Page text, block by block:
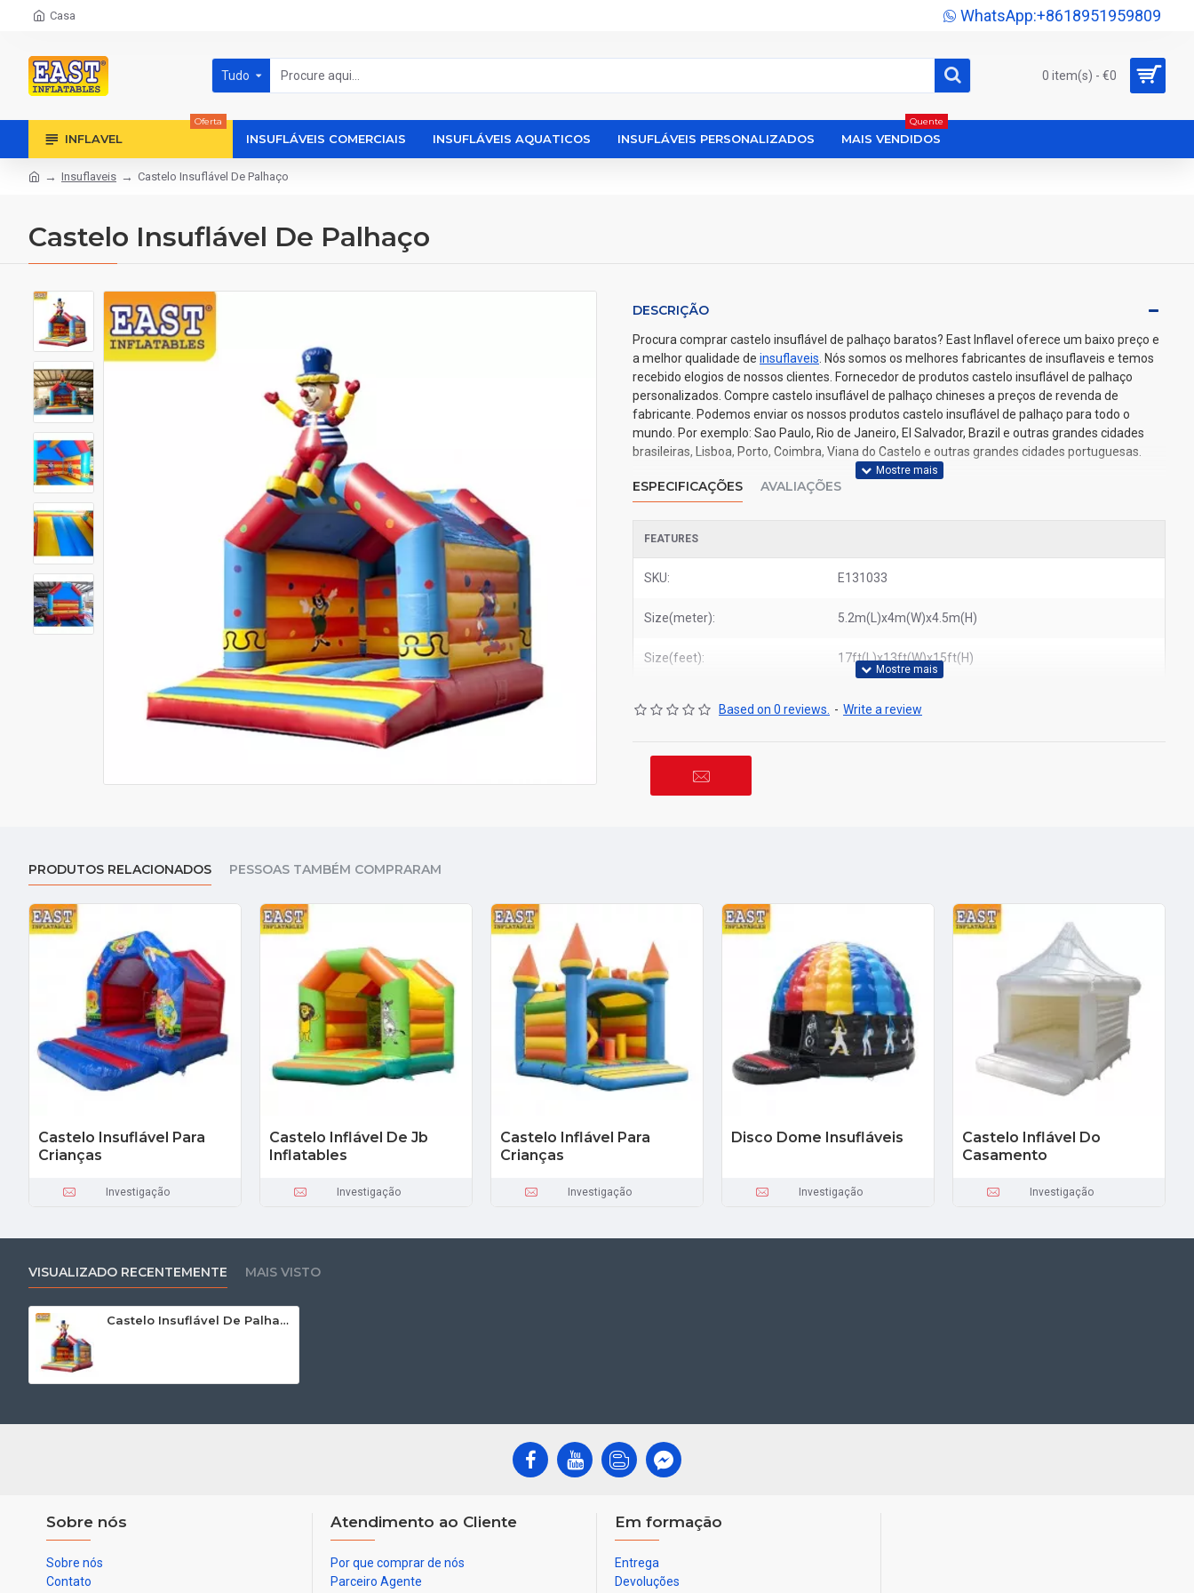
Casa WhatsApp:+8618951959809
Tudo 0 item(s) - €0
INFLAVEL
Oferta
INSUFLÁVEIS COMERCIAIS INSUFLÁVEIS AQUATICOS INSUFLÁVEIS PERSONALIZADOS MAIS VENDIDOS
Quente
Insuflaveis Castelo Insuflável De Palhaço
Castelo Insuflável De Palhaço
DESCRIÇÃO
Procura comprar castelo insuflável de palhaço baratos? East Inflavel oferece um baixo preço e
a melhor qualidade de insuflaveis . Nós somos os melhores fabricantes de insuflaveis e temos
recebido elogios de nossos clientes. Fornecedor de produtos castelo insuflável de palhaço
personalizados. Compre castelo insuflável de palhaço chineses a preços de revenda de
fabricante. Podemos enviar os nossos produtos castelo insuflável de palhaço para todo o
mundo. Por exemplo: Sao Paulo, Rio de Janeiro, El Salvador, Brazil e outras grandes cidades
brasileiras, Lisboa, Porto, Coimbra, Viana do Castelo e outras grandes cidades portuguesas.
ESPECIFICAÇÕES AVALIAÇÕES
FEATURES
SKU: E131033
Size(meter): 5.2m(L)x4m(W)x4.5m(H)
Size(feet): 17ft(L)x13ft(W)x15ft(H)
Based on 0 reviews. - Write a review
PRODUTOS RELACIONADOS PESSOAS TAMBÉM COMPRARAM
Castelo Insuflável Para
Crianças
Investigação
Castelo Inflável De Jb
Inflatables
Investigação
Castelo Inflável Para
Crianças
Investigação
Disco Dome Insufláveis
Investigação
Castelo Inflável Do
Casamento
Investigação
VISUALIZADO RECENTEMENTE MAIS VISTO
Castelo Insuflável De Palhaço
Sobre nós
Sobre nós
Contato
Atendimento ao Cliente
Por que comprar de nós
Parceiro Agente
Em formação
Entrega
Devoluções